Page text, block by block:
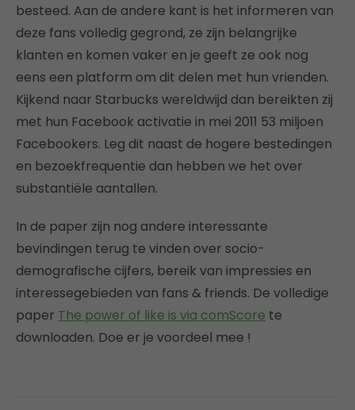
besteed. Aan de andere kant is het informeren van
deze fans volledig gegrond, ze zijn belangrijke
klanten en komen vaker en je geeft ze ook nog
eens een platform om dit delen met hun vrienden.
Kijkend naar Starbucks wereldwijd dan bereikten zij
met hun Facebook activatie in mei 2011 53 miljoen
Facebookers. Leg dit naast de hogere bestedingen
en bezoekfrequentie dan hebben we het over
substantiële aantallen.
In de paper zijn nog andere interessante
bevindingen terug te vinden over socio-
demografische cijfers, bereik van impressies en
interessegebieden van fans & friends. De volledige
paper The power of like is via comScore te
downloaden. Doe er je voordeel mee !